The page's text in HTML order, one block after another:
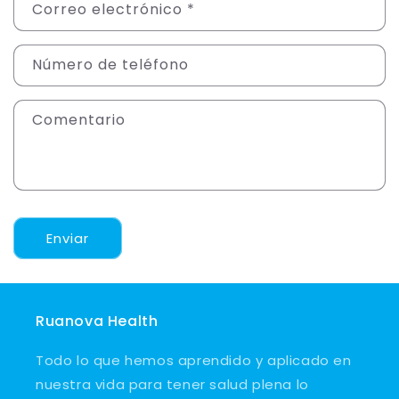
Correo electrónico *
Número de teléfono
Comentario
Enviar
Ruanova Health
Todo lo que hemos aprendido y aplicado en
nuestra vida para tener salud plena lo